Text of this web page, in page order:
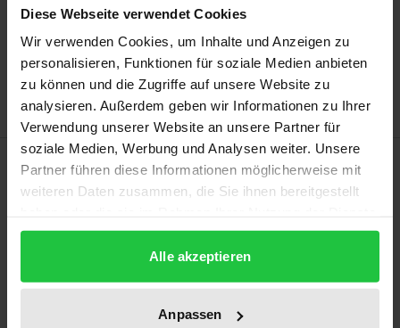
Diese Webseite verwendet Cookies
Wir verwenden Cookies, um Inhalte und Anzeigen zu
personalisieren, Funktionen für soziale Medien anbieten
zu können und die Zugriffe auf unsere Website zu
analysieren. Außerdem geben wir Informationen zu Ihrer
Verwendung unserer Website an unsere Partner für
soziale Medien, Werbung und Analysen weiter. Unsere
Partner führen diese Informationen möglicherweise mit
weiteren Daten zusammen, die Sie ihnen bereitgestellt
gesammelt haben.
Alle akzeptieren
Anpassen
Add to Cart
Add to Wish List
Delivery cost notice
Description
Has the national government the authority to shoot
that plane down?
The events of 9/11 pose this question to all states.